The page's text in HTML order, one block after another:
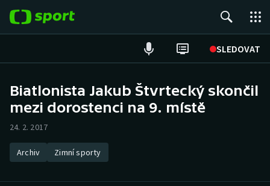
SLEDOVAT
Hokej
Atletika
Biatlonista Jakub Štvrtecký skončil
mezi dorostenci na 9. místě
24. 2. 2017
Archiv Zimní sporty